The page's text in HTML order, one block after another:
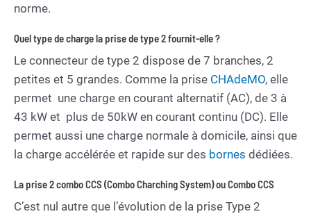
norme.
Quel type de charge la prise de type 2 fournit-elle ?
Le connecteur de type 2 dispose de 7 branches, 2
petites et 5 grandes. Comme la prise CHAdeMO, elle
permet une charge en courant alternatif (AC), de 3 à
43 kW et plus de 50kW en courant continu (DC). Elle
permet aussi une charge normale à domicile, ainsi que
la charge accélérée et rapide sur des bornes dédiées.
La prise 2 combo CCS (Combo Charching System) ou Combo CCS
C’est nul autre que l’évolution de la prise Type 2